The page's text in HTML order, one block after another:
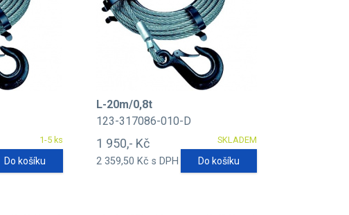
1-5 ks
Do košíku
L-20m/0,8t
123-317086-010-D
SKLADEM
1 950,- Kč
2 359,50 Kč s DPH Do košíku